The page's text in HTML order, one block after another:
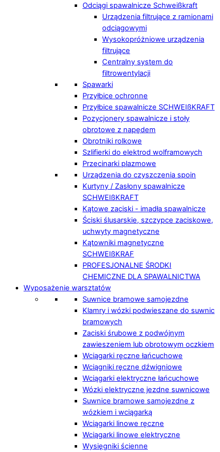
Odciągi spawalnicze Schweißkraft
Urządzenia filtrujące z ramionami
odciągowymi
Wysokopróżniowe urządzenia
filtrujące
Centralny system do
filtrowentylacji
Spawarki
Przyłbice ochronne
Przyłbice spawalnicze SCHWEIßKRAFT
Pozycjonery spawalnicze i stoły
obrotowe z napędem
Obrotniki rolkowe
Szlifierki do elektrod wolframowych
Przecinarki plazmowe
Urządzenia do czyszczenia spoin
Kurtyny / Zasłony spawalnicze
SCHWEIßKRAFT
Kątowe zaciski - imadła spawalnicze
Ściski ślusarskie, szczypce zaciskowe,
uchwyty magnetyczne
Kątowniki magnetyczne
SCHWEIßKRAF
PROFESJONALNE ŚRODKI
CHEMICZNE DLA SPAWALNICTWA
Wyposażenie warsztatów
Suwnice bramowe samojezdne
Klamry i wózki podwieszane do suwnic
bramowych
Zaciski śrubowe z podwójnym
zawieszeniem lub obrotowym oczkiem
Wciągarki ręczne łańcuchowe
Wciągniki ręczne dźwigniowe
Wciągarki elektryczne łańcuchowe
Wózki elektryczne jezdne suwnicowe
Suwnice bramowe samojezdne z
wózkiem i wciągarką
Wciągarki linowe ręczne
Wciągarki linowe elektryczne
Wysięgniki ścienne